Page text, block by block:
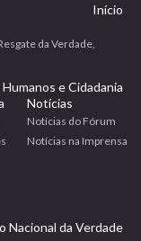
Início
da Verdade,
e Cidadania
Notícias
Notícias do Fórum
Notícias na Imprensa
Nacional da Verdade